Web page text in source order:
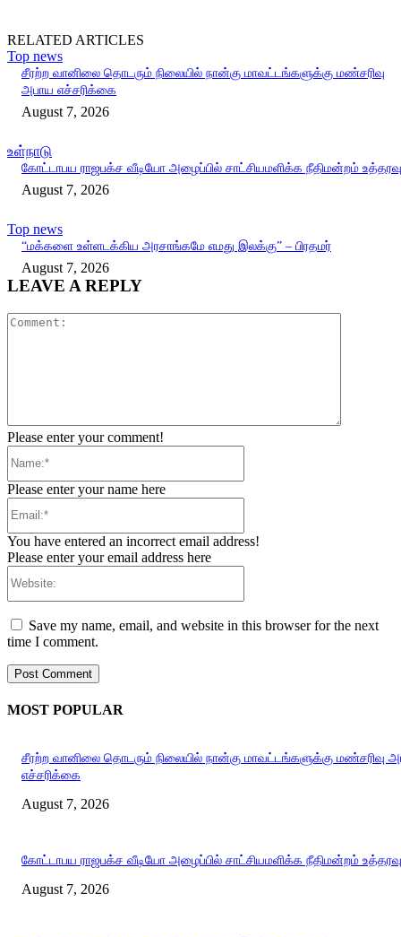
RELATED ARTICLES
Top news
சீரற்ற வானிலை தொடரும் நிலையில் நான்கு மாவட்டங்களுக்கு மண்சரிவு
அபாய எச்சரிக்கை
August 7, 2026
உள்நாடு
கோட்டாபய ராஜபக்ச வீடியோ அழைப்பில் சாட்சியமளிக்க நீதிமன்றம் உத்தரவு
August 7, 2026
Top news
“மக்களை உள்ளடக்கிய அரசாங்கமே எமது இலக்கு” – பிரதமர்
August 7, 2026
LEAVE A REPLY
Please enter your comment!
Please enter your name here
You have entered an incorrect email address!
Please enter your email address here
Save my name, email, and website in this browser for the next
time I comment.
MOST POPULAR
சீரற்ற வானிலை தொடரும் நிலையில் நான்கு மாவட்டங்களுக்கு மண்சரிவு
எச்சரிக்கை
August 7, 2026
கோட்டாபய ராஜபக்ச வீடியோ அழைப்பில் சாட்சியமளிக்க நீதிமன்றம் உத்தரவு
August 7, 2026